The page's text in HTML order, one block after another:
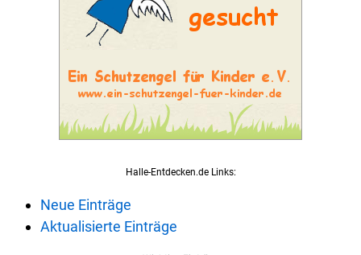
Halle-Entdecken.de Links:
Neue Einträge
Aktualisierte Einträge